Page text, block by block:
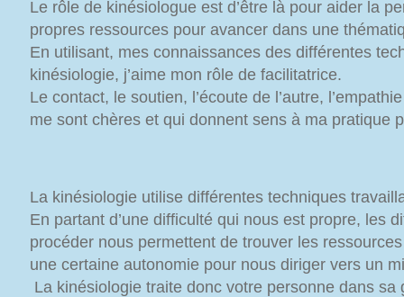
Le rôle de kinésiologue est d’être là pour aider la
propres ressources pour avancer dans une
En utilisant, mes connaissances des différentes
kinésiologie, j’aime mon rôle de facilitatrice.
Le contact, le soutien, l’écoute de l’autre,
me sont chères et qui donnent sens à ma pratique
La kinésiologie utilise différentes techniques
En partant d’une difficulté qui nous est propre, les
procéder nous permettent de trouver les
une certaine autonomie pour nous diriger vers un
La kinésiologie traite donc votre personne dans sa